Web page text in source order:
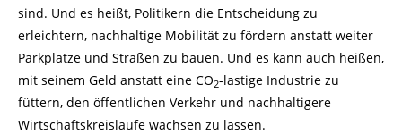
sind. Und es heißt, Politikern die Entscheidung zu
erleichtern, nachhaltige Mobilität zu fördern anstatt weiter
Parkplätze und Straßen zu bauen. Und es kann auch heißen,
mit seinem Geld anstatt eine CO2-lastige Industrie zu
füttern, den öffentlichen Verkehr und nachhaltigere
Wirtschaftskreisläufe wachsen zu lassen.